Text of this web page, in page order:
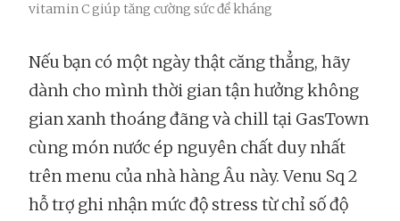
vitamin C giúp tăng cường sức đề kháng
Nếu bạn có một ngày thật căng thẳng, hãy
dành cho mình thời gian tận hưởng không
gian xanh thoáng đãng và chill tại GasTown
cùng món nước ép nguyên chất duy nhất
trên menu của nhà hàng Âu này. Venu Sq 2
hỗ trợ ghi nhận mức độ stress từ chỉ số độ